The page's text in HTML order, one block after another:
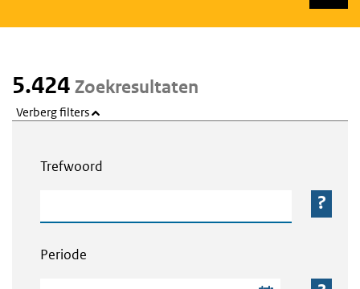
5.424 Zoekresultaten
Verberg filters
Trefwoord
Periode